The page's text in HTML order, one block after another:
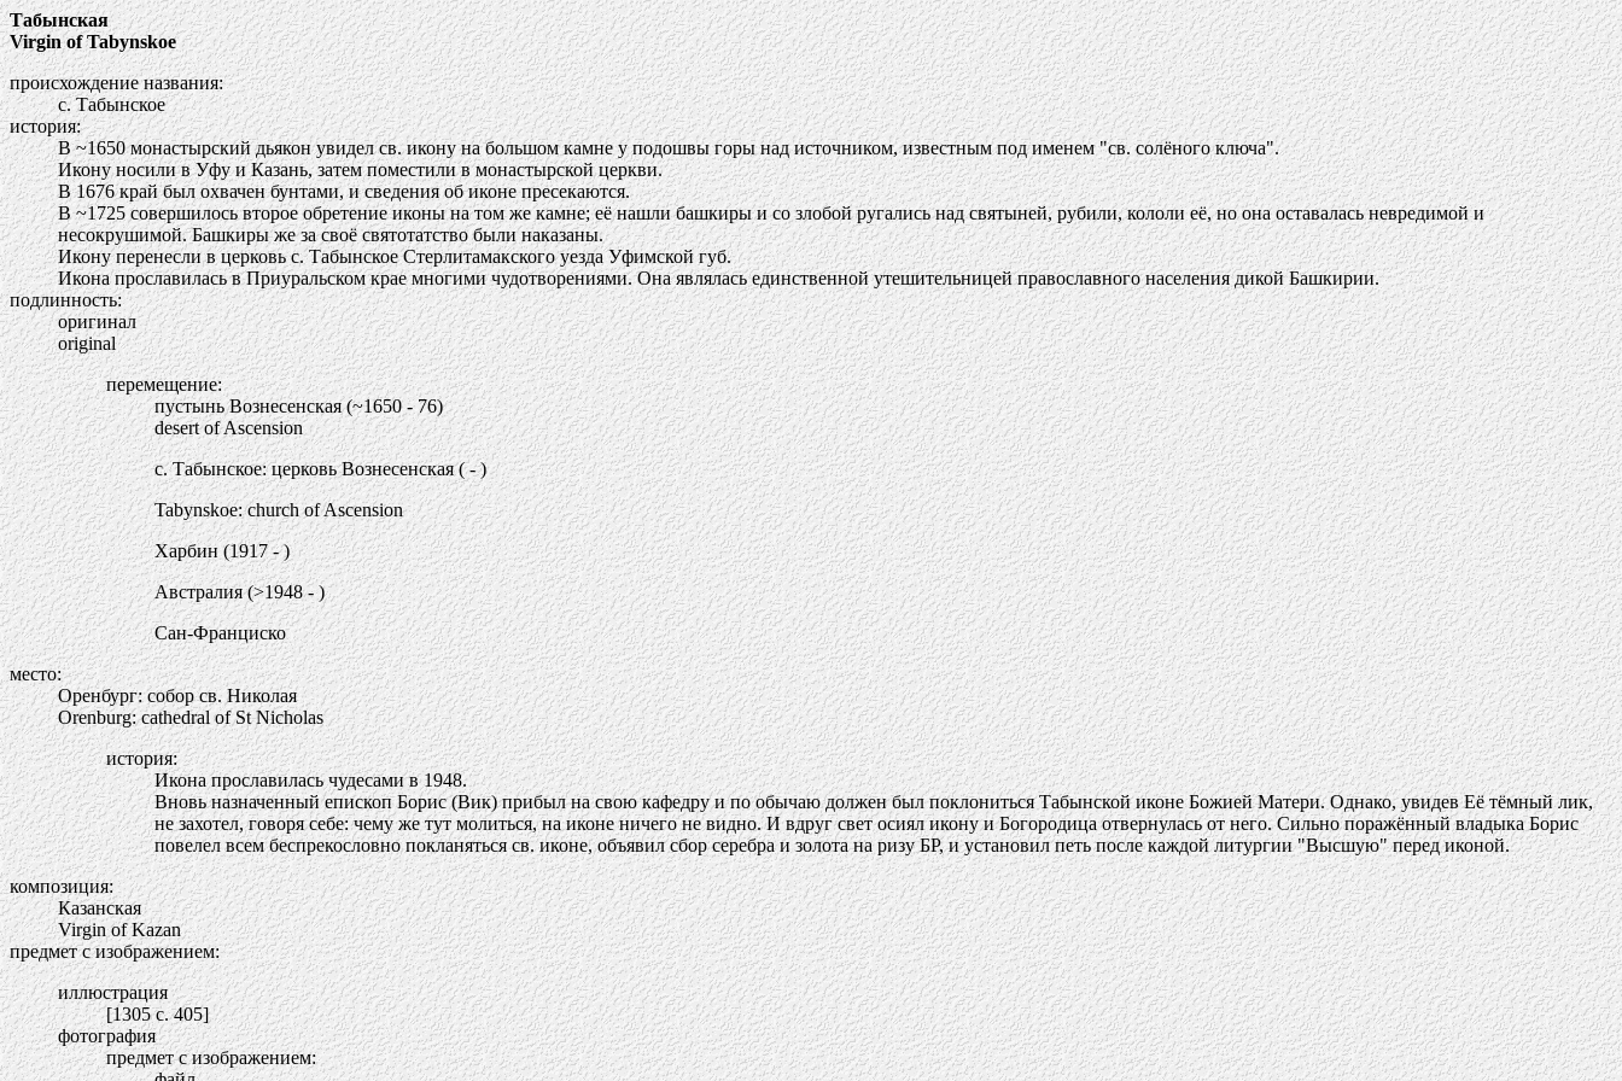
Табынская
Virgin of Tabynskoe
происхождение названия:
с. Табынское
история:
В ~1650 монастырский дьякон увидел св. икону на большом камне у подошвы горы над источником, известным под именем "св. солёного ключа".
Икону носили в Уфу и Казань, затем поместили в монастырской церкви.
В 1676 край был охвачен бунтами, и сведения об иконе пресекаются.
В ~1725 совершилось второе обретение иконы на том же камне; её нашли башкиры и со злобой ругались над святыней, рубили, кололи её, но она оставалась невредимой и
несокрушимой. Башкиры же за своё святотатство были наказаны.
Икону перенесли в церковь с. Табынское Стерлитамакского уезда Уфимской губ.
Икона прославилась в Приуральском крае многими чудотворениями. Она являлась единственной утешительницей православного населения дикой Башкирии.
подлинность:
оригинал
original
перемещение:
пустынь Вознесенская (~1650 - 76)
desert of Ascension
с. Табынское: церковь Вознесенская ( - )
Tabynskoe: church of Ascension
Харбин (1917 - )
Австралия (>1948 - )
Сан-Франциско
место:
Оренбург: собор св. Николая
Orenburg: cathedral of St Nicholas
история:
Икона прославилась чудесами в 1948.
Вновь назначенный епископ Борис (Вик) прибыл на свою кафедру и по обычаю должен был поклониться Табынской иконе Божией Матери. Однако, увидев Её тёмный лик,
не захотел, говоря себе: чему же тут молиться, на иконе ничего не видно. И вдруг свет осиял икону и Богородица отвернулась от него. Сильно поражённый владыка Борис
повелел всем беспрекословно покланяться св. иконе, объявил сбор серебра и золота на ризу БР, и установил петь после каждой литургии "Высшую" перед иконой.
композиция:
Казанская
Virgin of Kazan
предмет с изображением:
иллюстрация
[1305 c. 405]
фотография
предмет с изображением: